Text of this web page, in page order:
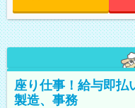
座り仕事！給与即払
製造、事務